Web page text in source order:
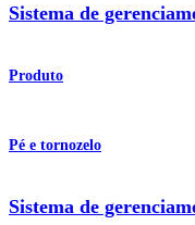
Sistema de
Produto
Pé e tornozelo
Sistema de